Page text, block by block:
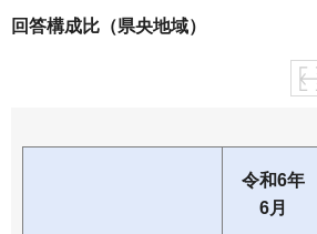
回答構成比（県央地域）
令和6年
6月